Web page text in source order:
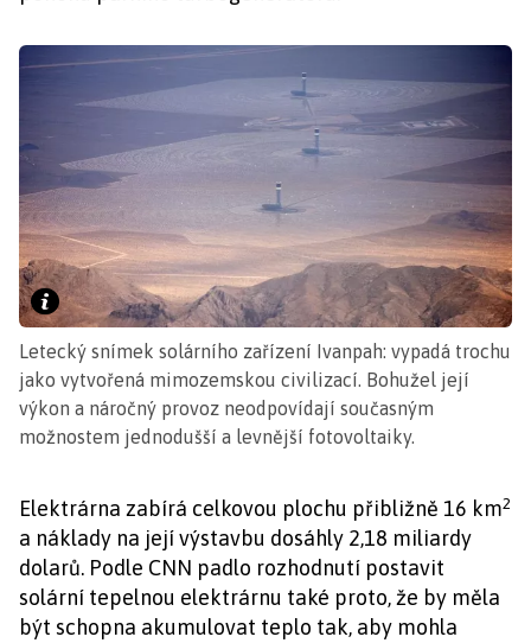
Letecký snímek solárního zařízení Ivanpah: vypadá trochu
jako vytvořená mimozemskou civilizací. Bohužel její
výkon a náročný provoz neodpovídají současným
možnostem jednodušší a levnější fotovoltaiky.
Elektrárna zabírá celkovou plochu přibližně 16 km2
a náklady na její výstavbu dosáhly 2,18 miliardy
dolarů. Podle CNN padlo rozhodnutí postavit
solární tepelnou elektrárnu také proto, že by měla
být schopna akumulovat teplo tak, aby mohla